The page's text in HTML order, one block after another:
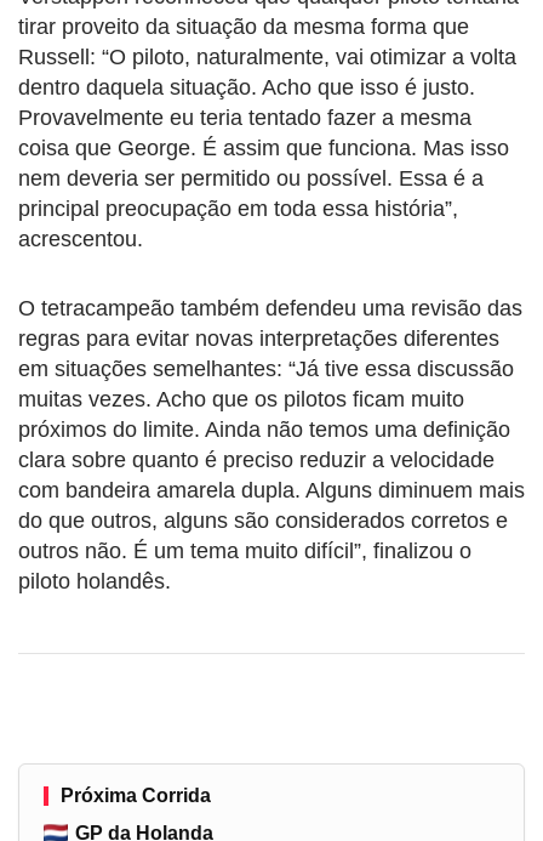
tirar proveito da situação da mesma forma que
Russell: “O piloto, naturalmente, vai otimizar a volta
dentro daquela situação. Acho que isso é justo.
Provavelmente eu teria tentado fazer a mesma
coisa que George. É assim que funciona. Mas isso
nem deveria ser permitido ou possível. Essa é a
principal preocupação em toda essa história”,
acrescentou.
O tetracampeão também defendeu uma revisão das
regras para evitar novas interpretações diferentes
em situações semelhantes: “Já tive essa discussão
muitas vezes. Acho que os pilotos ficam muito
próximos do limite. Ainda não temos uma definição
clara sobre quanto é preciso reduzir a velocidade
com bandeira amarela dupla. Alguns diminuem mais
do que outros, alguns são considerados corretos e
outros não. É um tema muito difícil”, finalizou o
piloto holandês.
Próxima Corrida
GP da Holanda